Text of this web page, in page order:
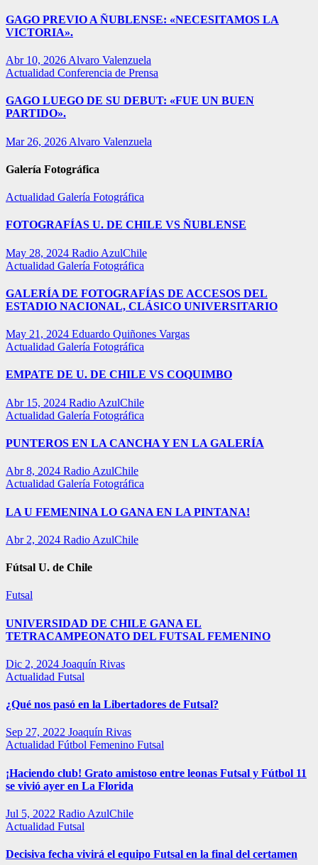
GAGO PREVIO A ÑUBLENSE: «NECESITAMOS LA
VICTORIA».
Abr 10, 2026 Alvaro Valenzuela
Actualidad Conferencia de Prensa
GAGO LUEGO DE SU DEBUT: «FUE UN BUEN
PARTIDO».
Mar 26, 2026 Alvaro Valenzuela
Galería Fotográfica
Actualidad Galería Fotográfica
FOTOGRAFÍAS U. DE CHILE VS ÑUBLENSE
May 28, 2024 Radio AzulChile
Actualidad Galería Fotográfica
GALERÍA DE FOTOGRAFÍAS DE ACCESOS DEL
ESTADIO NACIONAL, CLÁSICO UNIVERSITARIO
May 21, 2024 Eduardo Quiñones Vargas
Actualidad Galería Fotográfica
EMPATE DE U. DE CHILE VS COQUIMBO
Abr 15, 2024 Radio AzulChile
Actualidad Galería Fotográfica
PUNTEROS EN LA CANCHA Y EN LA GALERÍA
Abr 8, 2024 Radio AzulChile
Actualidad Galería Fotográfica
LA U FEMENINA LO GANA EN LA PINTANA!
Abr 2, 2024 Radio AzulChile
Fútsal U. de Chile
Futsal
UNIVERSIDAD DE CHILE GANA EL
TETRACAMPEONATO DEL FUTSAL FEMENINO
Dic 2, 2024 Joaquín Rivas
Actualidad Futsal
¿Qué nos pasó en la Libertadores de Futsal?
Sep 27, 2022 Joaquín Rivas
Actualidad Fútbol Femenino Futsal
¡Haciendo club! Grato amistoso entre leonas Futsal y Fútbol 11
se vivió ayer en La Florida
Jul 5, 2022 Radio AzulChile
Actualidad Futsal
Decisiva fecha vivirá el equipo Futsal en la final del certamen